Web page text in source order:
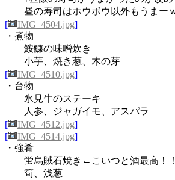
昼の寿司はホウボウ以外もうまー
[
IMG_4504.jpg]
・煮物
鮟鱇の味噌炊き
小芋、焼き葱、木の芽
[
IMG_4510.jpg]
・台物
氷見牛のステーキ
人参、ジャガイモ、アスパラ
[
IMG_4512.jpg]
[
IMG_4514.jpg]
・強肴
蛍烏賊石焼き←こいつと酒最高！！
筍、浅葱